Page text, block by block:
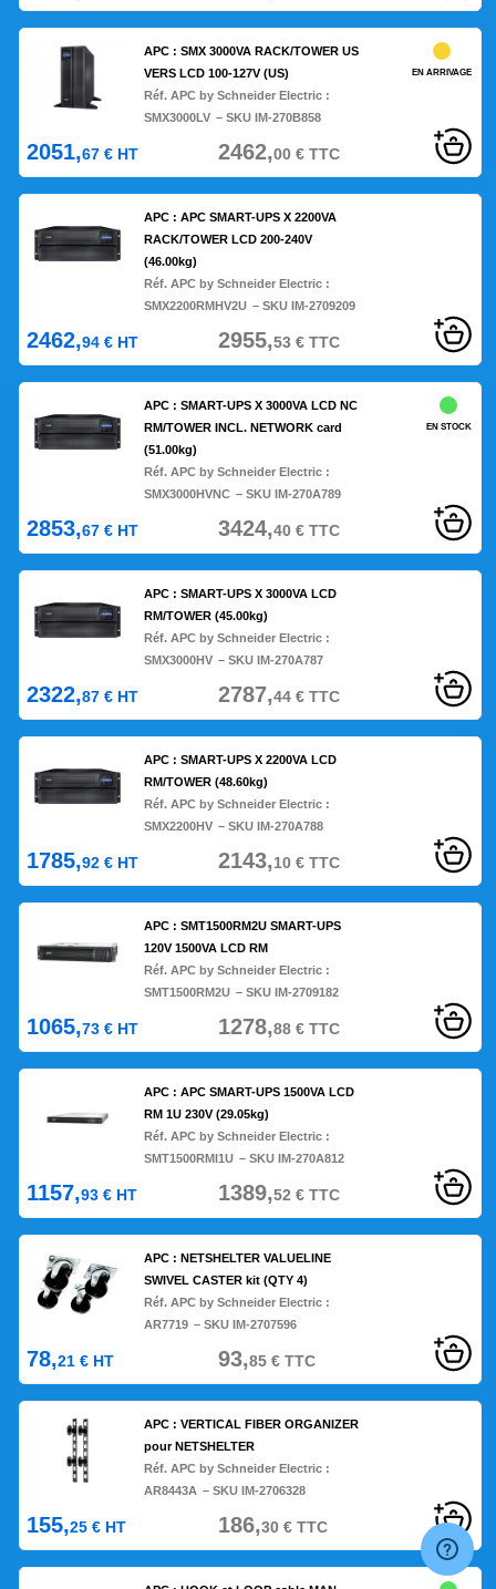
APC : SMX 3000VA RACK/TOWER US
VERS LCD 100-127V (US)
Réf. APC by Schneider Electric :
SMX3000LV – SKU IM-270B858
EN ARRIVAGE
2051,67 € HT 2462,00€TTC
APC : APC SMART-UPS X 2200VA
RACK/TOWER LCD 200-240V
(46.00kg)
Réf. APC by Schneider Electric :
SMX2200RMHV2U – SKU IM-2709209
2462,94 € HT 2955,53€TTC
APC : SMART-UPS X 3000VA LCD NC
RM/TOWER INCL. NETWORK card
(51.00kg)
Réf. APC by Schneider Electric :
SMX3000HVNC – SKU IM-270A789
EN STOCK
2853,67 € HT 3424,40€TTC
APC : SMART-UPS X 3000VA LCD
RM/TOWER (45.00kg)
Réf. APC by Schneider Electric :
SMX3000HV – SKU IM-270A787
2322,87 € HT 2787,44€TTC
APC : SMART-UPS X 2200VA LCD
RM/TOWER (48.60kg)
Réf. APC by Schneider Electric :
SMX2200HV – SKU IM-270A788
1785,92 € HT 2143,10€TTC
APC : SMT1500RM2U SMART-UPS
120V 1500VA LCD RM
Réf. APC by Schneider Electric :
SMT1500RM2U – SKU IM-2709182
1065,73 € HT 1278,88€TTC
APC : APC SMART-UPS 1500VA LCD
RM 1U 230V (29.05kg)
Réf. APC by Schneider Electric :
SMT1500RMI1U – SKU IM-270A812
1157,93 € HT 1389,52 €TTC
APC : NETSHELTER VALUELINE
SWIVEL CASTER kit (QTY 4)
Réf. APC by Schneider Electric :
AR7719 – SKU IM-2707596
78,21 € HT 93,85€TTC
APC : VERTICAL FIBER ORGANIZER
pour NETSHELTER
Réf. APC by Schneider Electric :
AR8443A – SKU IM-2706328
155,25 € HT 186,30€TTC